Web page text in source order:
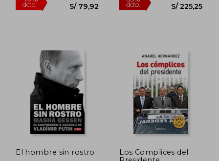
S/ 96,06
El hombre sin rostro
Los Complices del